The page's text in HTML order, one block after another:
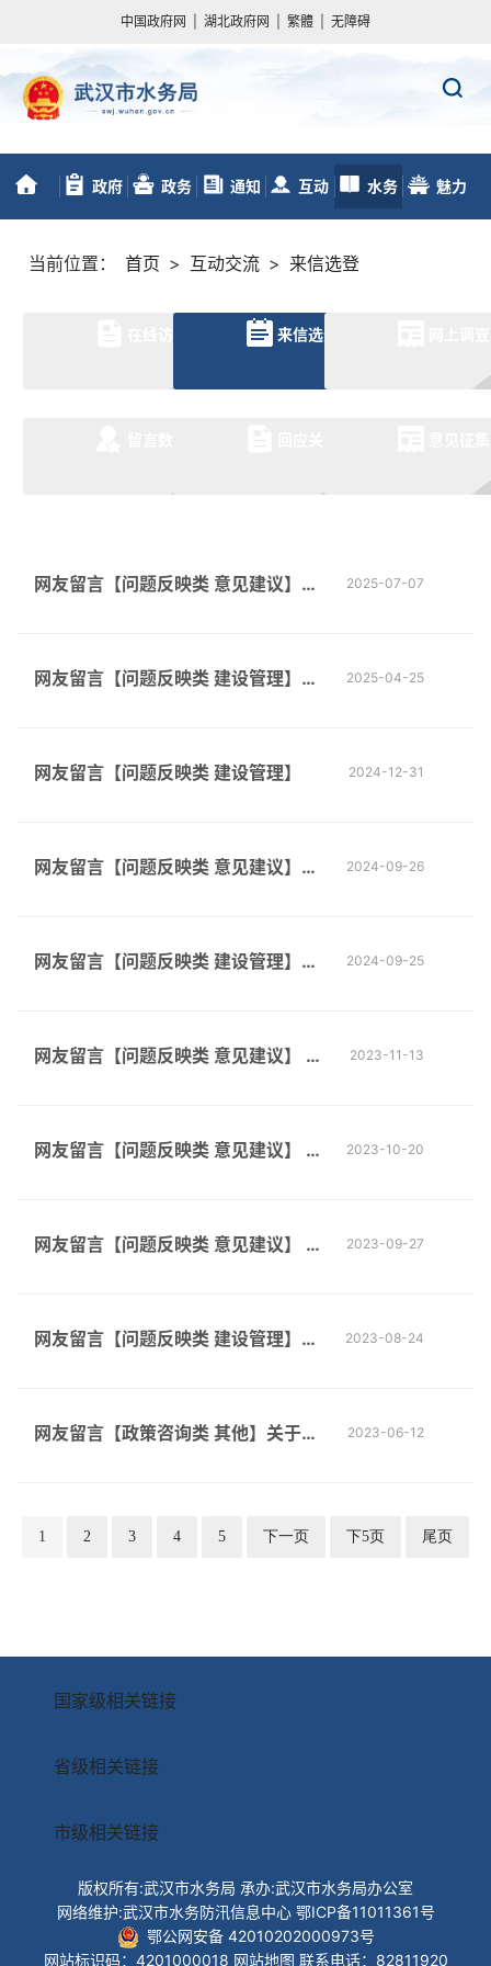
中国政府网 湖北政府网 繁體 无障碍
页
政府 政务 通知 互动 水务 魅力
当前位置： 首页 > 互动交流 > 来信选登
来信选登
2025-07-07
网友留言【问题反映类 意见建议】洪
能更丰富一些
2025-04-25
网友留言【问题反映类 建设管理】希
2024-12-31
网友留言【问题反映类 建设管理】
2024-09-26
网友留言【问题反映类 意见建议】江
2024-09-25
网友留言【问题反映类 建设管理】青
2023-11-13
网友留言【问题反映类 意见建议】 白
公园入口内，适...
2023-10-20
网友留言【问题反映类 意见建议】 市
2023-09-27
网友留言【问题反映类 意见建议】 武
没有一处公侧
2023-08-24
网友留言【问题反映类 建设管理】百
2023-06-12
网友留言【政策咨询类 其他】关于小
排污管网的疏通服...
1 2 3 4 5 下一页 下5页 尾页
国家级相关链接
省级相关链接
市级相关链接
版权所有:武汉市水务局 承办:武汉市水务局办公室
网络维护:武汉市水务防汛信息中心 鄂ICP备11011361号
鄂公网安备 42010202000973号
网站标识码：4201000018 网站地图 联系电话：82811920